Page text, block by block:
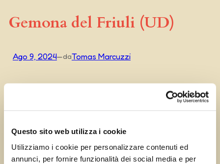
Questo sito web utilizza i cookie
Utilizziamo i cookie per personalizzare contenuti ed
annunci, per fornire funzionalità dei social media e per
Gemona del Friuli (UD)
Ago 9, 2024—daTomas Marcuzzi
Precedente:
Successivo: